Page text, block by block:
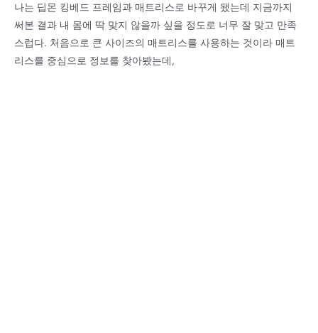
나는 딥몬 킹베드 프레임과 매트리스로 바꾸게 됐는데 지금까지
써본 결과 내 몸에 딱 맞지 않을까 싶을 정도로 너무 잘 맞고 만족
스럽다. 처음으로 큰 사이즈의 매트리스를 사용하는 것이라 매트
리스를 중심으로 정보를 찾아봤는데,